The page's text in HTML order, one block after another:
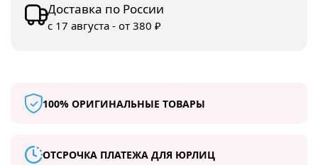
Доставка по России
с 17 августа - от 380 ₽
100% ОРИГИНАЛЬНЫЕ ТОВАРЫ
ОТСРОЧКА ПЛАТЕЖА ДЛЯ ЮРЛИЦ